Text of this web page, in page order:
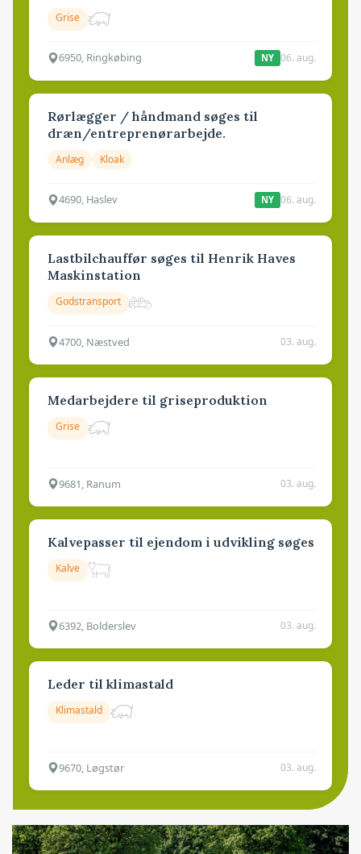
Grise
6950, Ringkøbing NY 06. aug.
Rørlægger / håndmand søges til
dræn/entreprenørarbejde.
Anlæg Kloak
4690, Haslev NY 06. aug.
Lastbilchauffør søges til Henrik Haves
Maskinstation
Godstransport
4700, Næstved 03. aug.
Medarbejdere til griseproduktion
Grise
9681, Ranum 03. aug.
Kalvepasser til ejendom i udvikling søges
Kalve
6392, Bolderslev 03. aug.
Leder til klimastald
Klimastald
9670, Løgstør 03. aug.